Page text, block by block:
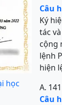
học
Câu
Ký
tác
cộng
lệnh
hiện
A.
Câu